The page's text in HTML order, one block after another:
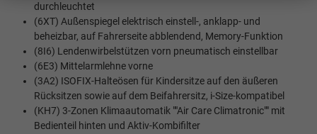
durchleuchtet
(6XT) Außenspiegel elektrisch einstell-, anklapp- und
beheizbar, auf Fahrerseite abblendend, Memory-Funktion
(8I6) Lendenwirbelstützen vorn pneumatisch einstellbar
(6E3) Mittelarmlehne vorne
(3A2) ISOFIX-Halteösen für Kindersitze auf den äußeren
Rücksitzen sowie auf dem Beifahrersitz, i-Size-kompatibel
(KH7) 3-Zonen Klimaautomatik ""Air Care Climatronic"" mit
Bedienteil hinten und Aktiv-Kombifilter